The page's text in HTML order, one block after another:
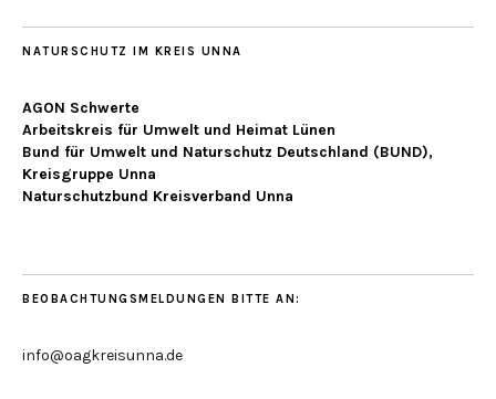
NATURSCHUTZ IM KREIS UNNA
AGON Schwerte
Arbeitskreis für Umwelt und Heimat Lünen
Bund für Umwelt und Naturschutz Deutschland (BUND),
Kreisgruppe Unna
Naturschutzbund Kreisverband Unna
BEOBACHTUNGSMELDUNGEN BITTE AN:
info@oagkreisunna.de